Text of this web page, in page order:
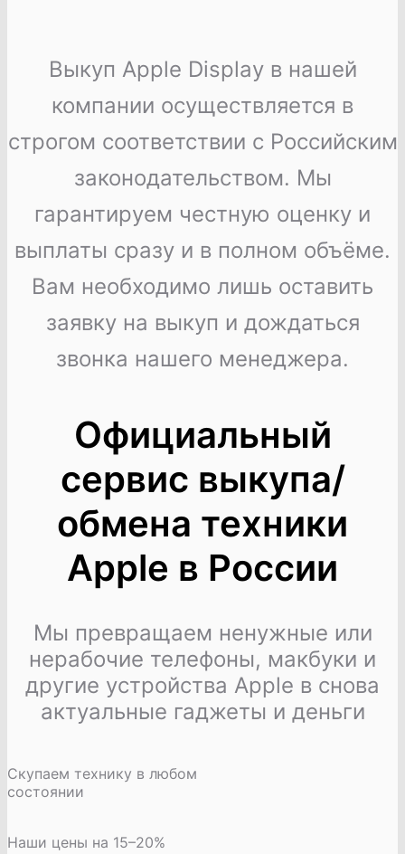
Выкуп Apple Display в нашей
компании осуществляется в
строгом соответствии с Российским
законодательством. Мы
гарантируем честную оценку и
выплаты сразу и в полном объёме.
Вам необходимо лишь оставить
заявку на выкуп и дождаться
звонка нашего менеджера.
Официальный
сервис выкупа/
обмена техники
Apple в России
Мы превращаем ненужные или
нерабочие телефоны, макбуки и
другие устройства Apple в снова
актуальные гаджеты и деньги
Скупаем технику в любом
состоянии
Наши цены на 15–20%